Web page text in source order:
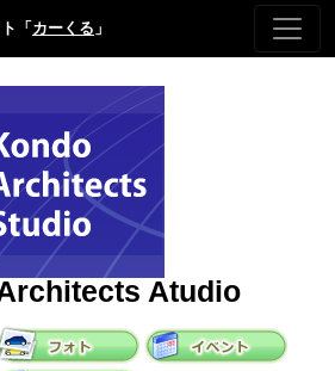
「 カーくる 」
Atudio